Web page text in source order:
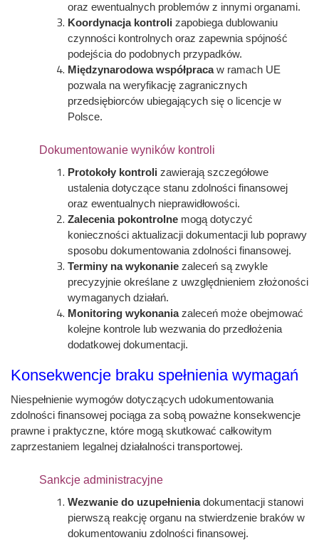
oraz ewentualnych problemów z innymi organami.
Koordynacja kontroli zapobiega dublowaniu
czynności kontrolnych oraz zapewnia spójność
podejścia do podobnych przypadków.
Międzynarodowa współpracaw ramach UE
pozwala na weryfikację zagranicznych
przedsiębiorców ubiegających się o licencje w
Polsce.
Dokumentowanie wyników kontroli
Protokoły kontroli zawierają szczegółowe
ustalenia dotyczące stanu zdolności finansowej
oraz ewentualnych nieprawidłowości.
Zalecenia pokontrolne mogą dotyczyć
konieczności aktualizacji dokumentacji lub poprawy
sposobu dokumentowania zdolności finansowej.
Terminy na wykonanie zaleceń są zwykle
precyzyjnie określane z uwzględnieniem złożoności
wymaganych działań.
Monitoring wykonaniazaleceń może obejmować
kolejne kontrole lub wezwania do przedłożenia
dodatkowej dokumentacji.
Konsekwencje braku spełnienia wymagań
Niespełnienie wymogów dotyczących udokumentowania
zdolności finansowej pociąga za sobą poważne konsekwencje
prawne i praktyczne, które mogą skutkować całkowitym
zaprzestaniem legalnej działalności transportowej.
Sankcje administracyjne
Wezwanie do uzupełnieniadokumentacji stanowi
pierwszą reakcję organu na stwierdzenie braków w
dokumentowaniu zdolności finansowej.